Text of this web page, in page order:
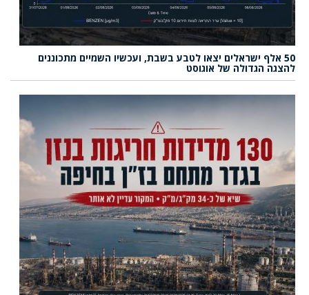
50 אלף ישראלים יצאו לטבע בשבת, ועכשיו השמיים מתכוננים
להצגה הגדולה של אוגוסט